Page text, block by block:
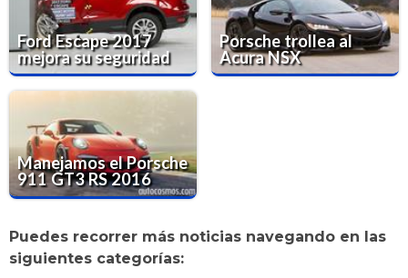
Ford Escape 2017
mejora su seguridad
Porsche trollea al
Acura NSX
Manejamos el Porsche
911 GT3 RS 2016
Puedes recorrer más noticias navegando en las
siguientes categorías: